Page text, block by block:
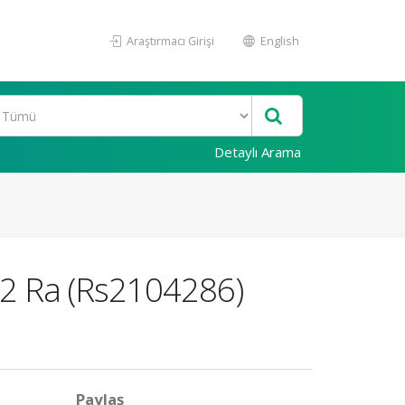
Araştırmacı Girişi English
Detaylı Arama
Ra (Rs2104286)
Paylaş